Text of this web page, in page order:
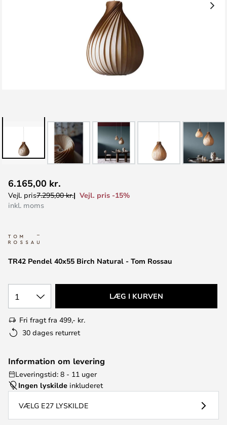
til
starten
TR42 Pendel 40x55 Birch Natural - Tom Rossau
6.165,00 kr.
Vejl. pris7.295,00 kr.
Vejl. pris -15%
inkl. moms
1 LÆG I KURVEN
Fri fragt fra 499,- kr.
30 dages returret
Information om levering
Leveringstid: 8 - 11 uger
Ingen lyskilde inkluderet
VÆLG E27 LYSKILDE